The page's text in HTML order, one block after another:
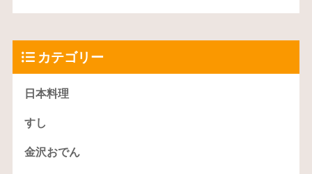
カテゴリー
日本料理
すし
金沢おでん